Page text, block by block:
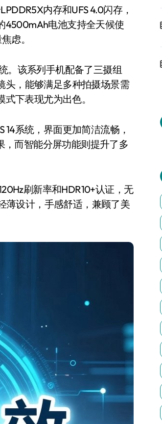
内存和UFS 4.0闪存，
4500mAh电池支持全天候使
虑。
该系列手机配备了三摄组
头，能够满足多种拍摄场景需
下表现尤为出色。
系统，界面更加简洁流畅，
而智能分屏功能则提升了多
刷新率和HDR10+认证，无
薄设计，手感舒适，兼顾了美